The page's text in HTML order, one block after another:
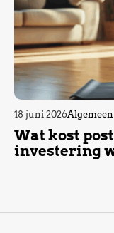
18 juni 2026Algemeen
Wat kost
investering